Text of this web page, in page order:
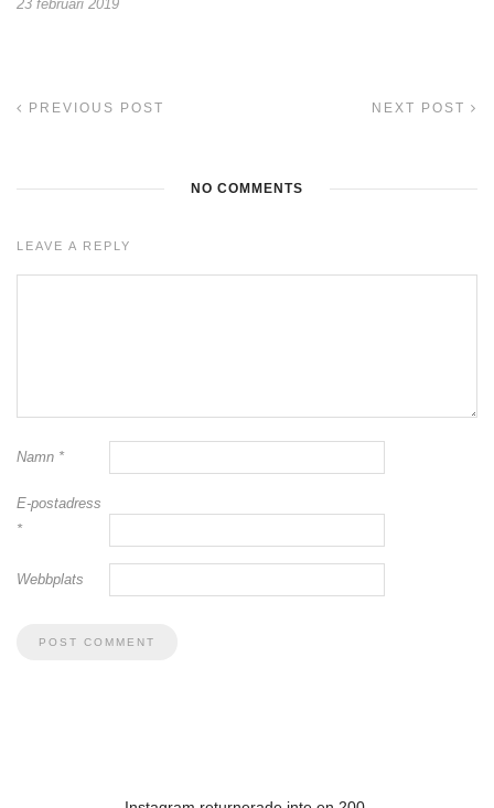
23 februari 2019
PREVIOUS POST NEXT POST
NO COMMENTS
LEAVE A REPLY
Namn *
E-postadress
*
Webbplats